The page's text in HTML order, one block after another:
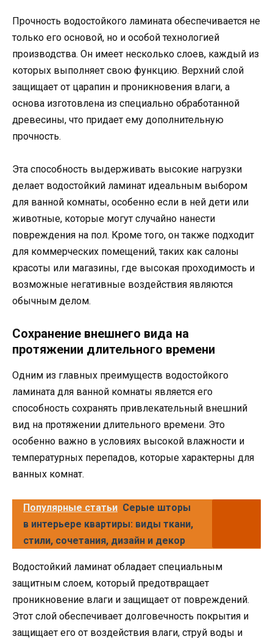
Прочность водостойкого ламината обеспечивается не
только его основой, но и особой технологией
производства. Он имеет несколько слоев, каждый из
которых выполняет свою функцию. Верхний слой
защищает от царапин и проникновения влаги, а
основа изготовлена из специально обработанной
древесины, что придает ему дополнительную
прочность.
Эта способность выдерживать высокие нагрузки
делает водостойкий ламинат идеальным выбором
для ванной комнаты, особенно если в ней дети или
животные, которые могут случайно нанести
повреждения на пол. Кроме того, он также подходит
для коммерческих помещений, таких как салоны
красоты или магазины, где высокая проходимость и
возможные негативные воздействия являются
обычным делом.
Сохранение внешнего вида на
протяжении длительного времени
Одним из главных преимуществ водостойкого
ламината для ванной комнаты является его
способность сохранять привлекательный внешний
вид на протяжении длительного времени. Это
особенно важно в условиях высокой влажности и
температурных перепадов, которые характерны для
ванных комнат.
Популярные статьи Серые шторы
в интерьере квартиры: виды ткани,
стили, сочетания, дизайн и декор
Водостойкий ламинат обладает специальным
защитным слоем, который предотвращает
проникновение влаги и защищает от повреждений.
Этот слой обеспечивает долговечность покрытия и
защищает его от воздействия влаги, струй воды и